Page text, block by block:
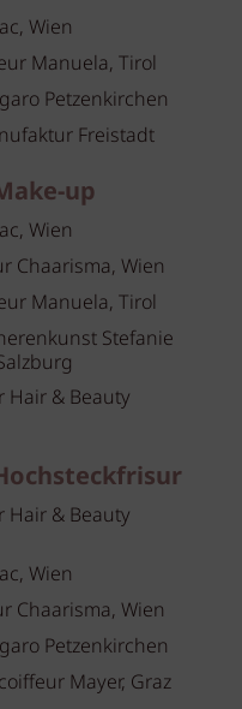
Wien
Manuela, Tirol
Petzenkirchen
Freistadt
up
Wien
Chaarisma, Wien
Manuela, Tirol
Stefanie
Hair & Beauty
Hair & Beauty
Wien
Chaarisma, Wien
Petzenkirchen
Mayer, Graz